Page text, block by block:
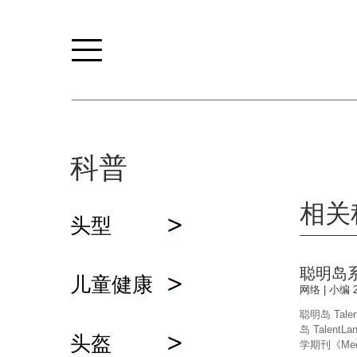
科普
头型
儿童健康
头盔
相关
聪明岛
网络 | 小编
聪明岛
岛
学期刊《